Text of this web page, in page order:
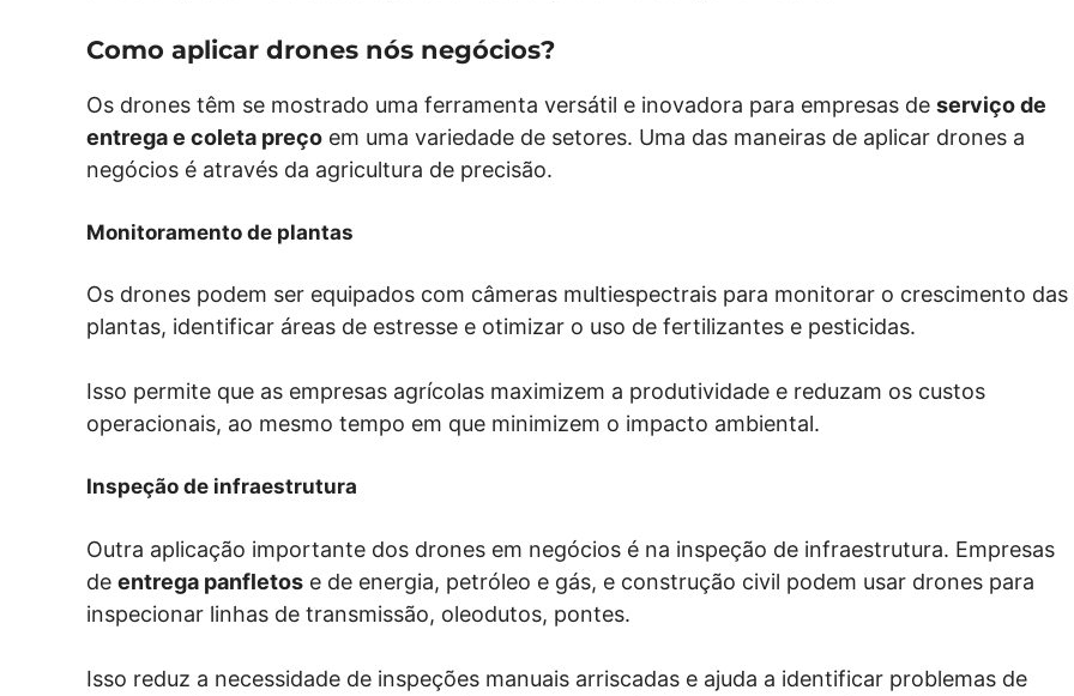
Como aplicar drones nós negócios?
Os drones têm se mostrado uma ferramenta versátil e inovadora para empresas de serviço de
entrega e coleta preço em uma variedade de setores. Uma das maneiras de aplicar drones a
negócios é através da agricultura de precisão.
Monitoramento de plantas
Os drones podem ser equipados com câmeras multiespectrais para monitorar o crescimento das
plantas, identificar áreas de estresse e otimizar o uso de fertilizantes e pesticidas.
Isso permite que as empresas agrícolas maximizem a produtividade e reduzam os custos
operacionais, ao mesmo tempo em que minimizem o impacto ambiental.
Inspeção de infraestrutura
Outra aplicação importante dos drones em negócios é na inspeção de infraestrutura. Empresas
de entrega panfletos e de energia, petróleo e gás, e construção civil podem usar drones para
inspecionar linhas de transmissão, oleodutos, pontes.
Isso reduz a necessidade de inspeções manuais arriscadas e ajuda a identificar problemas de